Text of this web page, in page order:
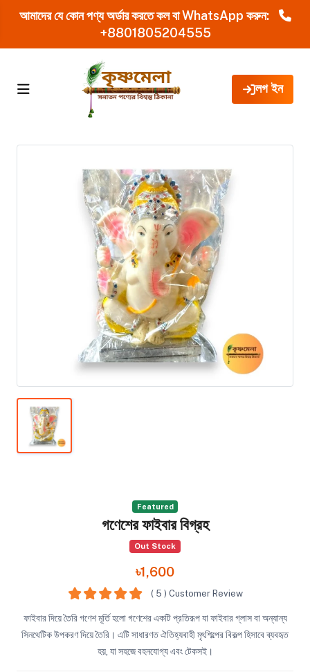
আমাদের যে কোন পণ্য অর্ডার করতে কল বা WhatsApp করুন:
+8801805204555
লগ ইন
Featured
গণেশের ফাইবার বিগ্রহ
Out Stock
৳1,600
( 5 ) Customer Review
ফাইবার দিয়ে তৈরি গণেশ মূর্তি হলো গণেশের একটি প্রতিরূপ যা ফাইবার গ্লাস বা অন্যান্য
সিনথেটিক উপকরণ দিয়ে তৈরি। এটি সাধারণত ঐতিহ্যবাহী মৃৎশিল্পের বিকল্প হিসাবে ব্যবহৃত
হয়, যা সহজে বহনযোগ্য এবং টেকসই।